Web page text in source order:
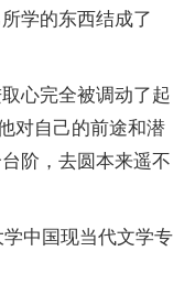
学的东西结成了
心完全被调动了起
对自己的前途和潜
阶，去圆本来遥不
中国现当代文学专